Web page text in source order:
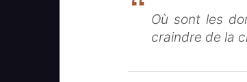
Où sont les
craindre de la